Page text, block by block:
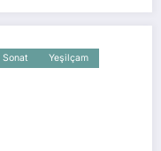
Sonat
Yeşilçam